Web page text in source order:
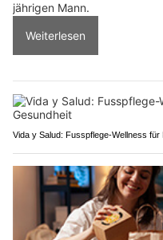
jährigen Mann.
Weiterlesen
Vida y Salud: Fusspflege-Wellness